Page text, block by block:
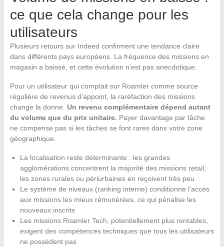
ce que cela change pour les
utilisateurs
Plusieurs retours sur Indeed confirment une tendance claire
dans différents pays européens. La fréquence des missions en
magasin a baissé, et cette évolution n’est pas anecdotique.
Pour un utilisateur qui comptait sur Roamler comme source
régulière de revenus d’appoint, la raréfaction des missions
change la donne. Un revenu complémentaire dépend autant
du volume que du prix unitaire. Payer davantage par tâche
ne compense pas si les tâches se font rares dans votre zone
géographique.
La localisation reste déterminante : les grandes
agglomérations concentrent la majorité des missions retail,
les zones rurales ou périurbaines en reçoivent très peu
Le système de niveaux (ranking interne) conditionne l’accès
aux missions les mieux rémunérées, ce qui pénalise les
nouveaux inscrits
Les missions Roamler Tech, potentiellement plus rentables,
exigent des compétences techniques que tous les utilisateurs
ne possèdent pas